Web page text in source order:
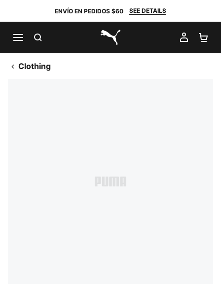
ENVÍO EN PEDIDOS $60 SEE DETAILS
PUMA.com
MI
Clothing